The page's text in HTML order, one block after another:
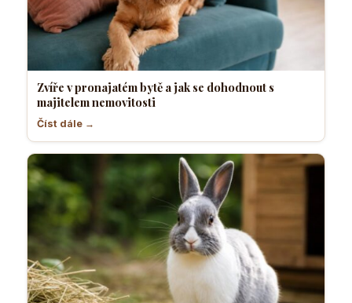
Zvíře v pronajatém bytě a jak se dohodnout s
majitelem nemovitosti
Číst dále →